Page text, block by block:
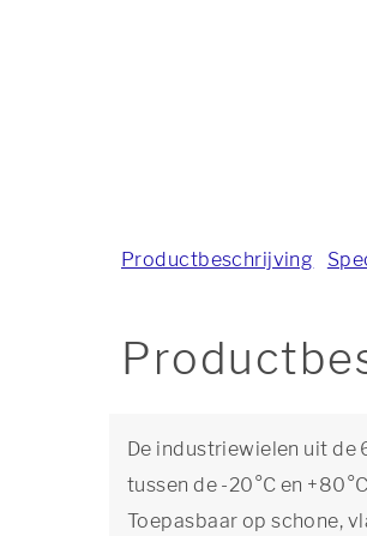
Productbeschrijving
De industriewielen uit
tussen de -20°C en
Toepasbaar op schone,